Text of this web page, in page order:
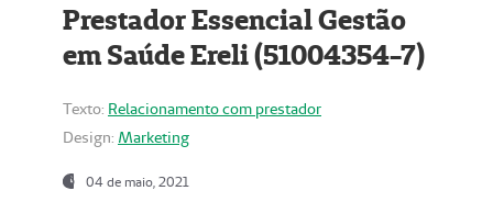
Prestador Essencial Gestão
em Saúde Ereli (51004354-7)
Texto: Relacionamento com prestador
Design: Marketing
04 de maio, 2021